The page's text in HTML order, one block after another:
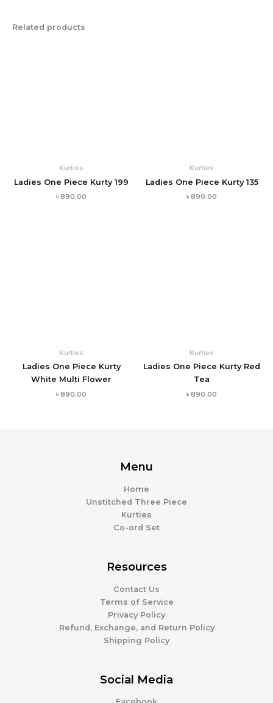
Related products
Kurties
Ladies One Piece Kurty 199
৳890.00
Kurties
Ladies One Piece Kurty 135
৳890.00
Kurties
Ladies One Piece Kurty
White Multi Flower
৳890.00
Kurties
Ladies One Piece Kurty Red
Tea
৳890.00
Menu
Home
Unstitched Three Piece
Kurties
Co-ord Set
Resources
Contact Us
Terms of Service
Privacy Policy
Refund, Exchange, and Return Policy
Shipping Policy
Social Media